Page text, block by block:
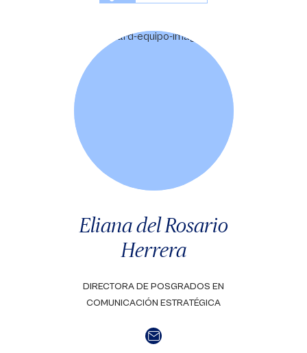
Eliana del Rosario
Herrera
DIRECTORA DE POSGRADOS EN
COMUNICACIÓN ESTRATÉGICA